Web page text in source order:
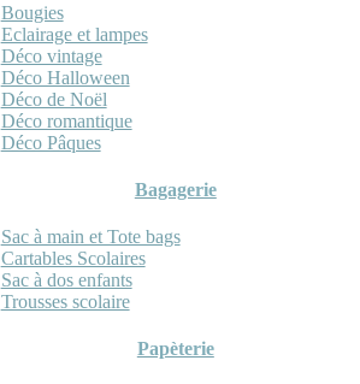
Bougies
Eclairage et lampes
Déco vintage
Déco Halloween
Déco de Noël
Déco romantique
Déco Pâques
Bagagerie
Sac à main et Tote bags
Cartables Scolaires
Sac à dos enfants
Trousses scolaire
Papèterie